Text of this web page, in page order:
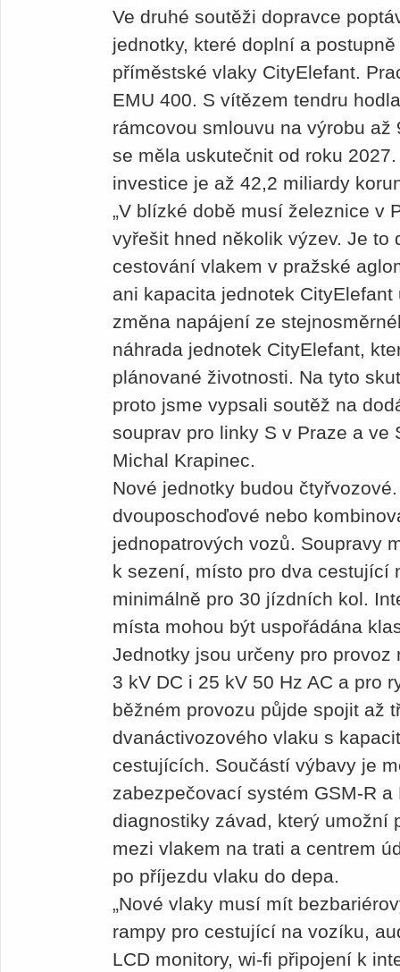
Ve druhé soutěži dopravce
jednotky, které doplní a
příměstské vlaky CityElefant.
EMU 400. S vítězem tendru
rámcovou smlouvu na výrobu
se měla uskutečnit od roku
investice je až 42,2 miliardy
„V blízké době musí železnice v
vyřešit hned několik výzev. Je to
cestování vlakem v pražské
ani kapacita jednotek
změna napájení ze
náhrada jednotek CityElefant,
plánované životnosti. Na tyto
proto jsme vypsali soutěž na
souprav pro linky S v Praze a ve
Michal Krapinec.
Nové jednotky budou
dvouposchoďové nebo
jednopatrových vozů. Soupravy
k sezení, místo pro dva cestující
minimálně pro 30 jízdních kol.
místa mohou být uspořádána
Jednotky jsou určeny pro
3 kV DC i 25 kV 50 Hz AC a pro
běžném provozu půjde spojit až
dvanáctivozového vlaku s
cestujících. Součástí výbavy je
zabezpečovací systém GSM-R
diagnostiky závad, který umožní
mezi vlakem na trati a centrem
po příjezdu vlaku do depa.
„Nové vlaky musí mít
rampy pro cestující na vozíku,
LCD monitory, wi-fi připojení k